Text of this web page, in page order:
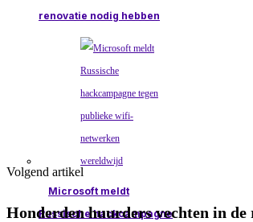
renovatie nodig hebben
Microsoft meldt
Russische hackcampagne
Volgend artikel
Honderden huurders vechten in